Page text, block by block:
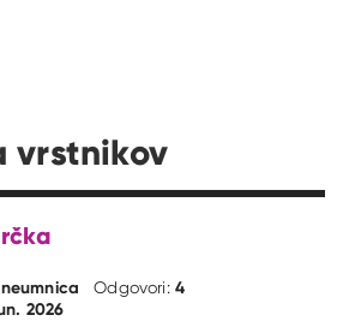
vrstnikov
neumnica Odgovori:4
2026